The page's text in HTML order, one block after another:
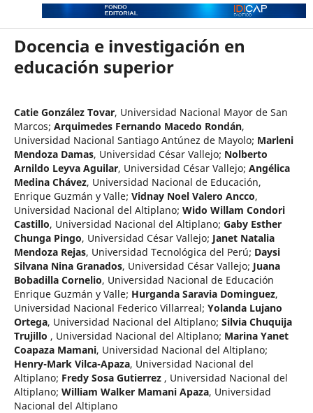
Docencia e investigación en
educación superior
Catie González Tovar, Universidad Nacional Mayor de San
Marcos; Arquimedes Fernando Macedo Rondán,
Universidad Nacional Santiago Antúnez de Mayolo; Marleni
Mendoza Damas, Universidad César Vallejo; Nolberto
Arnildo Leyva Aguilar, Universidad César Vallejo; Angélica
Medina Chávez, Universidad Nacional de Educación,
Enrique Guzmán y Valle; Vidnay Noel Valero Ancco,
Universidad Nacional del Altiplano; Wido Willam Condori
Castillo, Universidad Nacional del Altiplano; Gaby Esther
Chunga Pingo, Universidad César Vallejo; Janet Natalia
Mendoza Rejas, Universidad Tecnológica del Perú; Daysi
Silvana Nina Granados, Universidad César Vallejo; Juana
Bobadilla Cornelio, Universidad Nacional de Educación
Enrique Guzmán y Valle; Hurganda Saravia Dominguez,
Universidad Nacional Federico Villarreal; Yolanda Lujano
Ortega, Universidad Nacional del Altiplano; Silvia Chuquija
Trujillo , Universidad Nacional del Altiplano; Marina Yanet
Coapaza Mamani, Universidad Nacional del Altiplano;
Henry-Mark Vilca-Apaza, Universidad Nacional del
Altiplano; Fredy Sosa Gutierrez , Universidad Nacional del
Altiplano; William Walker Mamani Apaza, Universidad
Nacional del Altiplano